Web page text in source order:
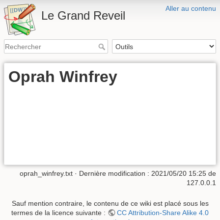
Aller au contenu
Le Grand Reveil
Oprah Winfrey
oprah_winfrey.txt · Dernière modification : 2021/05/20 15:25 de
127.0.0.1
Sauf mention contraire, le contenu de ce wiki est placé sous les
termes de la licence suivante :
CC Attribution-Share Alike 4.0